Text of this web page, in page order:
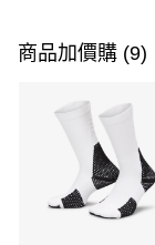
信用卡一次付款
3 期 0 利率 每
合作金庫商業銀行
華南商業銀行
上海商業儲蓄銀行
Apple Pay
商品加價購 (9)